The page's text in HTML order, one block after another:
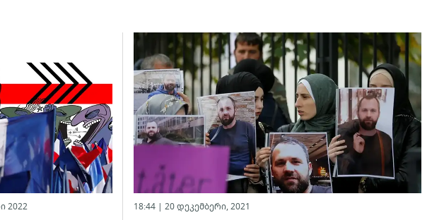
2022 18:44 | 20 დეკემბერი, 2021